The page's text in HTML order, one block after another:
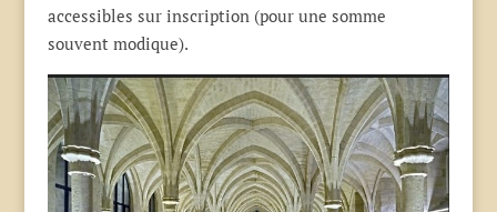
accessibles sur inscription (pour une somme
souvent modique).